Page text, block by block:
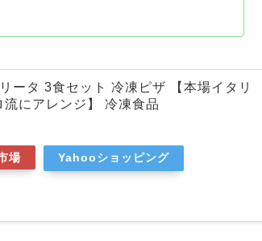
ータ 3食セット 冷凍ピザ 【本場イタリ
にアレンジ】 冷凍食品
場 Yahooショッピング